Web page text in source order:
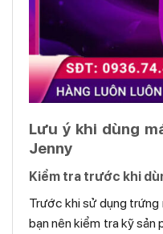
Lưu ý khi dùng
Jenny
Kiểm tra trước khi
Trước khi sử dụng
bạn nên kiểm tra kỹ sản